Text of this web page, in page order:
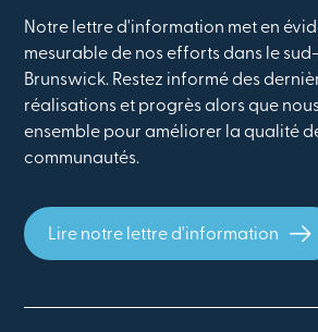
Notre lettre d'information met en
mesurable de nos efforts dans le
Brunswick. Restez informé des
réalisations et progrès alors que
ensemble pour améliorer la qualité
communautés.
Lire notre lettre d'information